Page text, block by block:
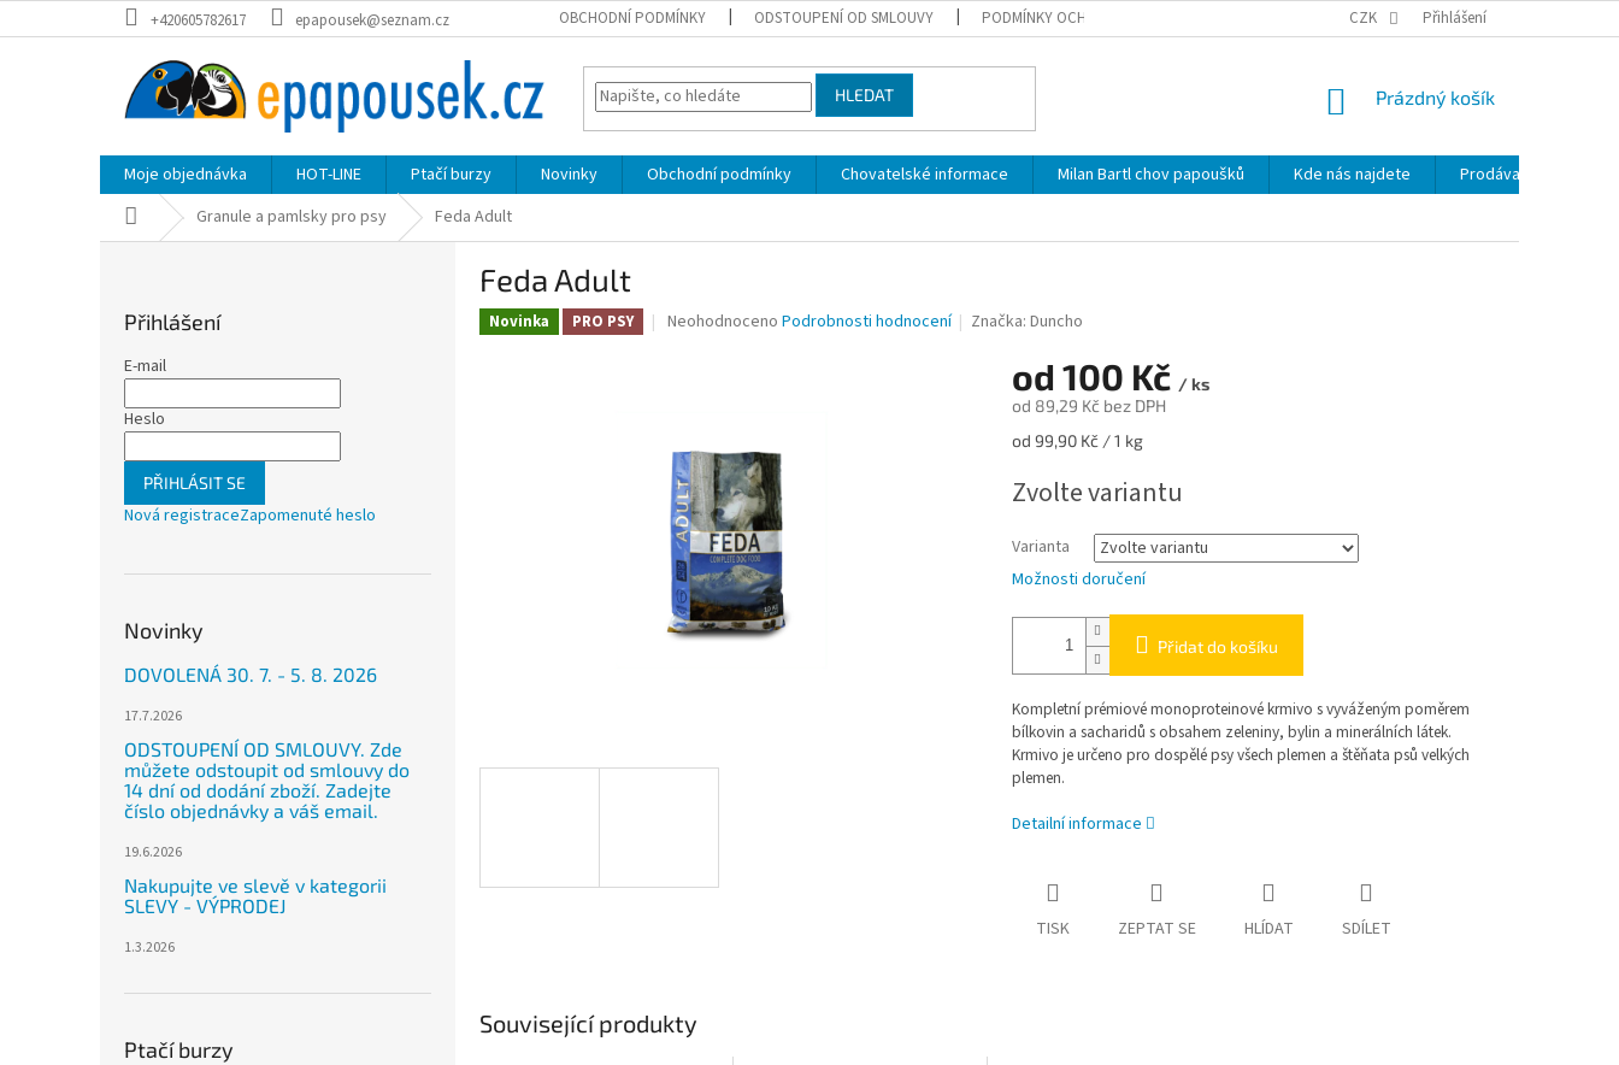
na
+420605782617 epapousek@seznam.cz OBCHODNÍ PODMÍNKY ODSTOUPENÍ OD SMLOUVY PODMÍNKY OCHRANY OSOBNÍCH ÚDAJŮ NOVINKY MAPA SERVERU
CZK Přihlášení
HLEDAT
NÁKUPNÍ
Prázdný košík
Moje objednávka HOT-LINE Ptačí burzy Novinky Obchodní podmínky Chovatelské informace Milan Bartl chov papoušků Kde nás najdete
Prodávané značky
Domů Granule a pamlsky pro psy Feda Adult
Přihlášení
E-mail
Heslo
PŘIHLÁSIT SE
Nová registraceZapomenuté heslo
Novinky
DOVOLENÁ 30. 7. - 5. 8. 2026
17.7.2026
ODSTOUPENÍ OD SMLOUVY. Zde
můžete odstoupit od smlouvy do
14 dní od dodání zboží. Zadejte
číslo objednávky a váš email.
19.6.2026
Nakupujte ve slevě v kategorii
SLEVY - VÝPRODEJ
1.3.2026
Ptačí burzy
Feda Adult
Novinka PRO PSY
Průměrné
5
hvězdiček.
Neohodnoceno Podrobnosti hodnocení Značka:Duncho
od 100 Kč / ks
od 89,29 Kčbez DPH
Měrná
od 99,90 Kč / 1 kg
Zvolte variantu
Varianta
Možnosti doručení
Přidat do košíku
Kompletní prémiové monoproteinové krmivo s vyváženým poměrem
bílkovin a sacharidů s obsahem zeleniny, bylin a minerálních látek.
Krmivo je určeno pro dospělé psy všech plemen a štěňata psů velkých
plemen.
Detailní informace
TISK ZEPTAT SE HLÍDAT SDÍLET
Související produkty